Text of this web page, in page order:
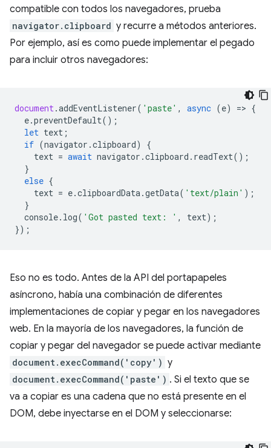
compatible con todos los navegadores, prueba
navigator.clipboard y recurre a métodos anteriores.
Por ejemplo, así es como puede implementar el pegado
para incluir otros navegadores:
document .addEventListener( 'paste' , async (e) => {
e.preventDefault();
let text ;
if (navigator .clipboard)
{
text = await navigator .clipboard . readText();
}
else {
text = e.clipboardData .getData( 'text/plain' );
}
console. log( 'Got pasted text: ' , text);
});
Eso no es todo. Antes de la API del portapapeles
asíncrono, había una combinación de diferentes
implementaciones de copiar y pegar en los navegadores
web. En la mayoría de los navegadores, la función de
copiar y pegar del navegador se puede activar mediante
document.execCommand('copy') y
document.execCommand('paste') . Si el texto que se
va a copiar es una cadena que no está presente en el
DOM, debe inyectarse en el DOM y seleccionarse: